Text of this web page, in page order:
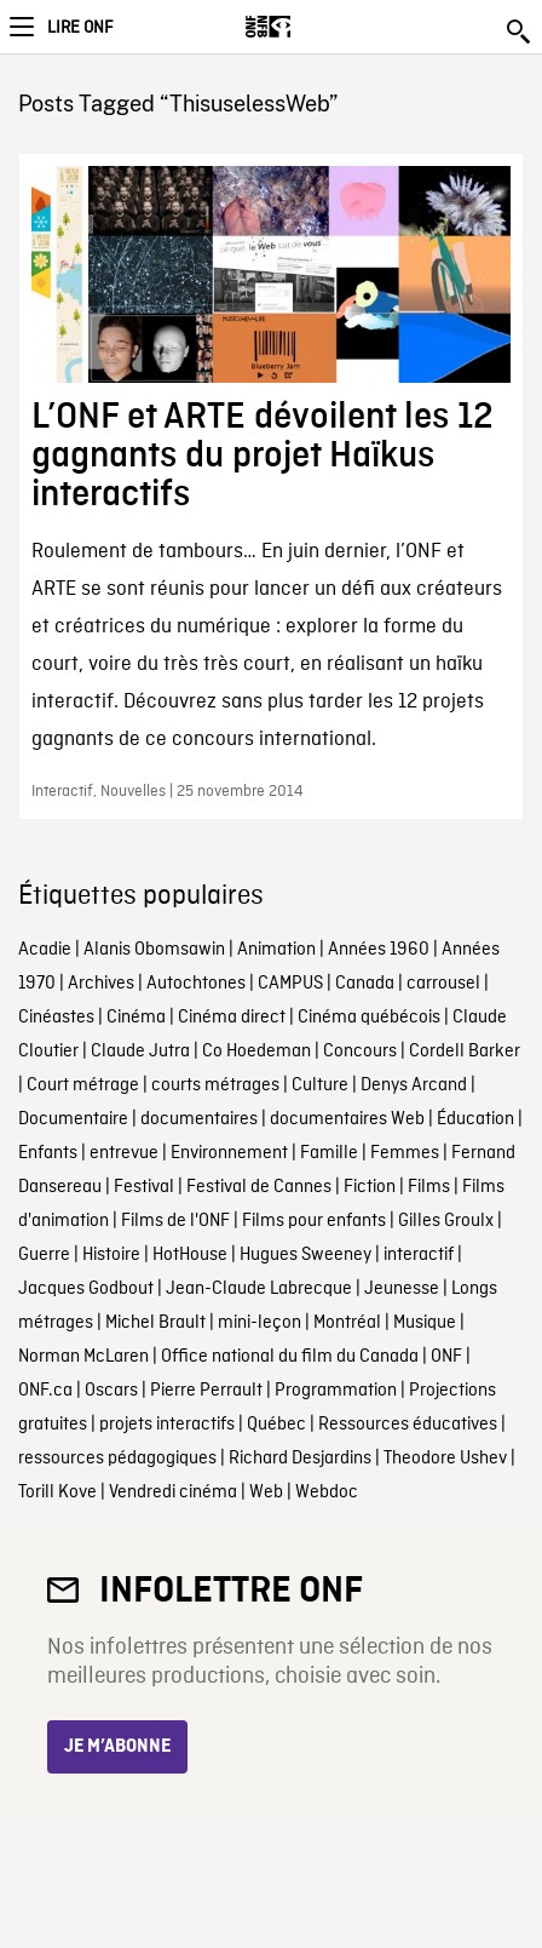
LIRE ONF
Posts Tagged “ThisuselessWeb”
L’ONF et ARTE dévoilent les 12
gagnants du projet Haïkus
interactifs
Roulement de tambours… En juin dernier, l’ONF et
ARTE se sont réunis pour lancer un défi aux créateurs
et créatrices du numérique : explorer la forme du
court, voire du très très court, en réalisant un haïku
interactif. Découvrez sans plus tarder les 12 projets
gagnants de ce concours international.
Interactif, Nouvelles | 25 novembre 2014
Étiquettes populaires
Acadie | Alanis Obomsawin | Animation | Années 1960 | Années
1970 | Archives| Autochtones| CAMPUS| Canada | carrousel |
Cinéastes| Cinéma | Cinéma direct| Cinéma québécois| Claude
Cloutier| Claude Jutra | Co Hoedeman | Concours| Cordell Barker
| Court métrage | courts métrages| Culture | Denys Arcand |
Documentaire | documentaires| documentaires Web | Éducation |
Enfants| entrevue | Environnement| Famille | Femmes| Fernand
Dansereau | Festival | Festival de Cannes| Fiction | Films| Films
d'animation | Films de l'ONF| Films pour enfants| Gilles Groulx|
Guerre | Histoire | HotHouse | Hugues Sweeney| interactif|
Jacques Godbout| Jean-Claude Labrecque | Jeunesse | Longs
métrages| Michel Brault| mini-leçon | Montréal | Musique |
Norman McLaren | Office national du film du Canada | ONF|
ONF.ca | Oscars| Pierre Perrault| Programmation | Projections
gratuites| projets interactifs| Québec | Ressources éducatives|
ressources pédagogiques| Richard Desjardins| Theodore Ushev|
Torill Kove | Vendredi cinéma | Web | Webdoc
INFOLETTRE ONF
Nos infolettres présentent une sélection de nos
meilleures productions, choisie avec soin.
JE M’ABONNE